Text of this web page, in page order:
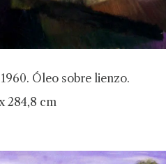
Óleo sobre lienzo.
284,8 cm